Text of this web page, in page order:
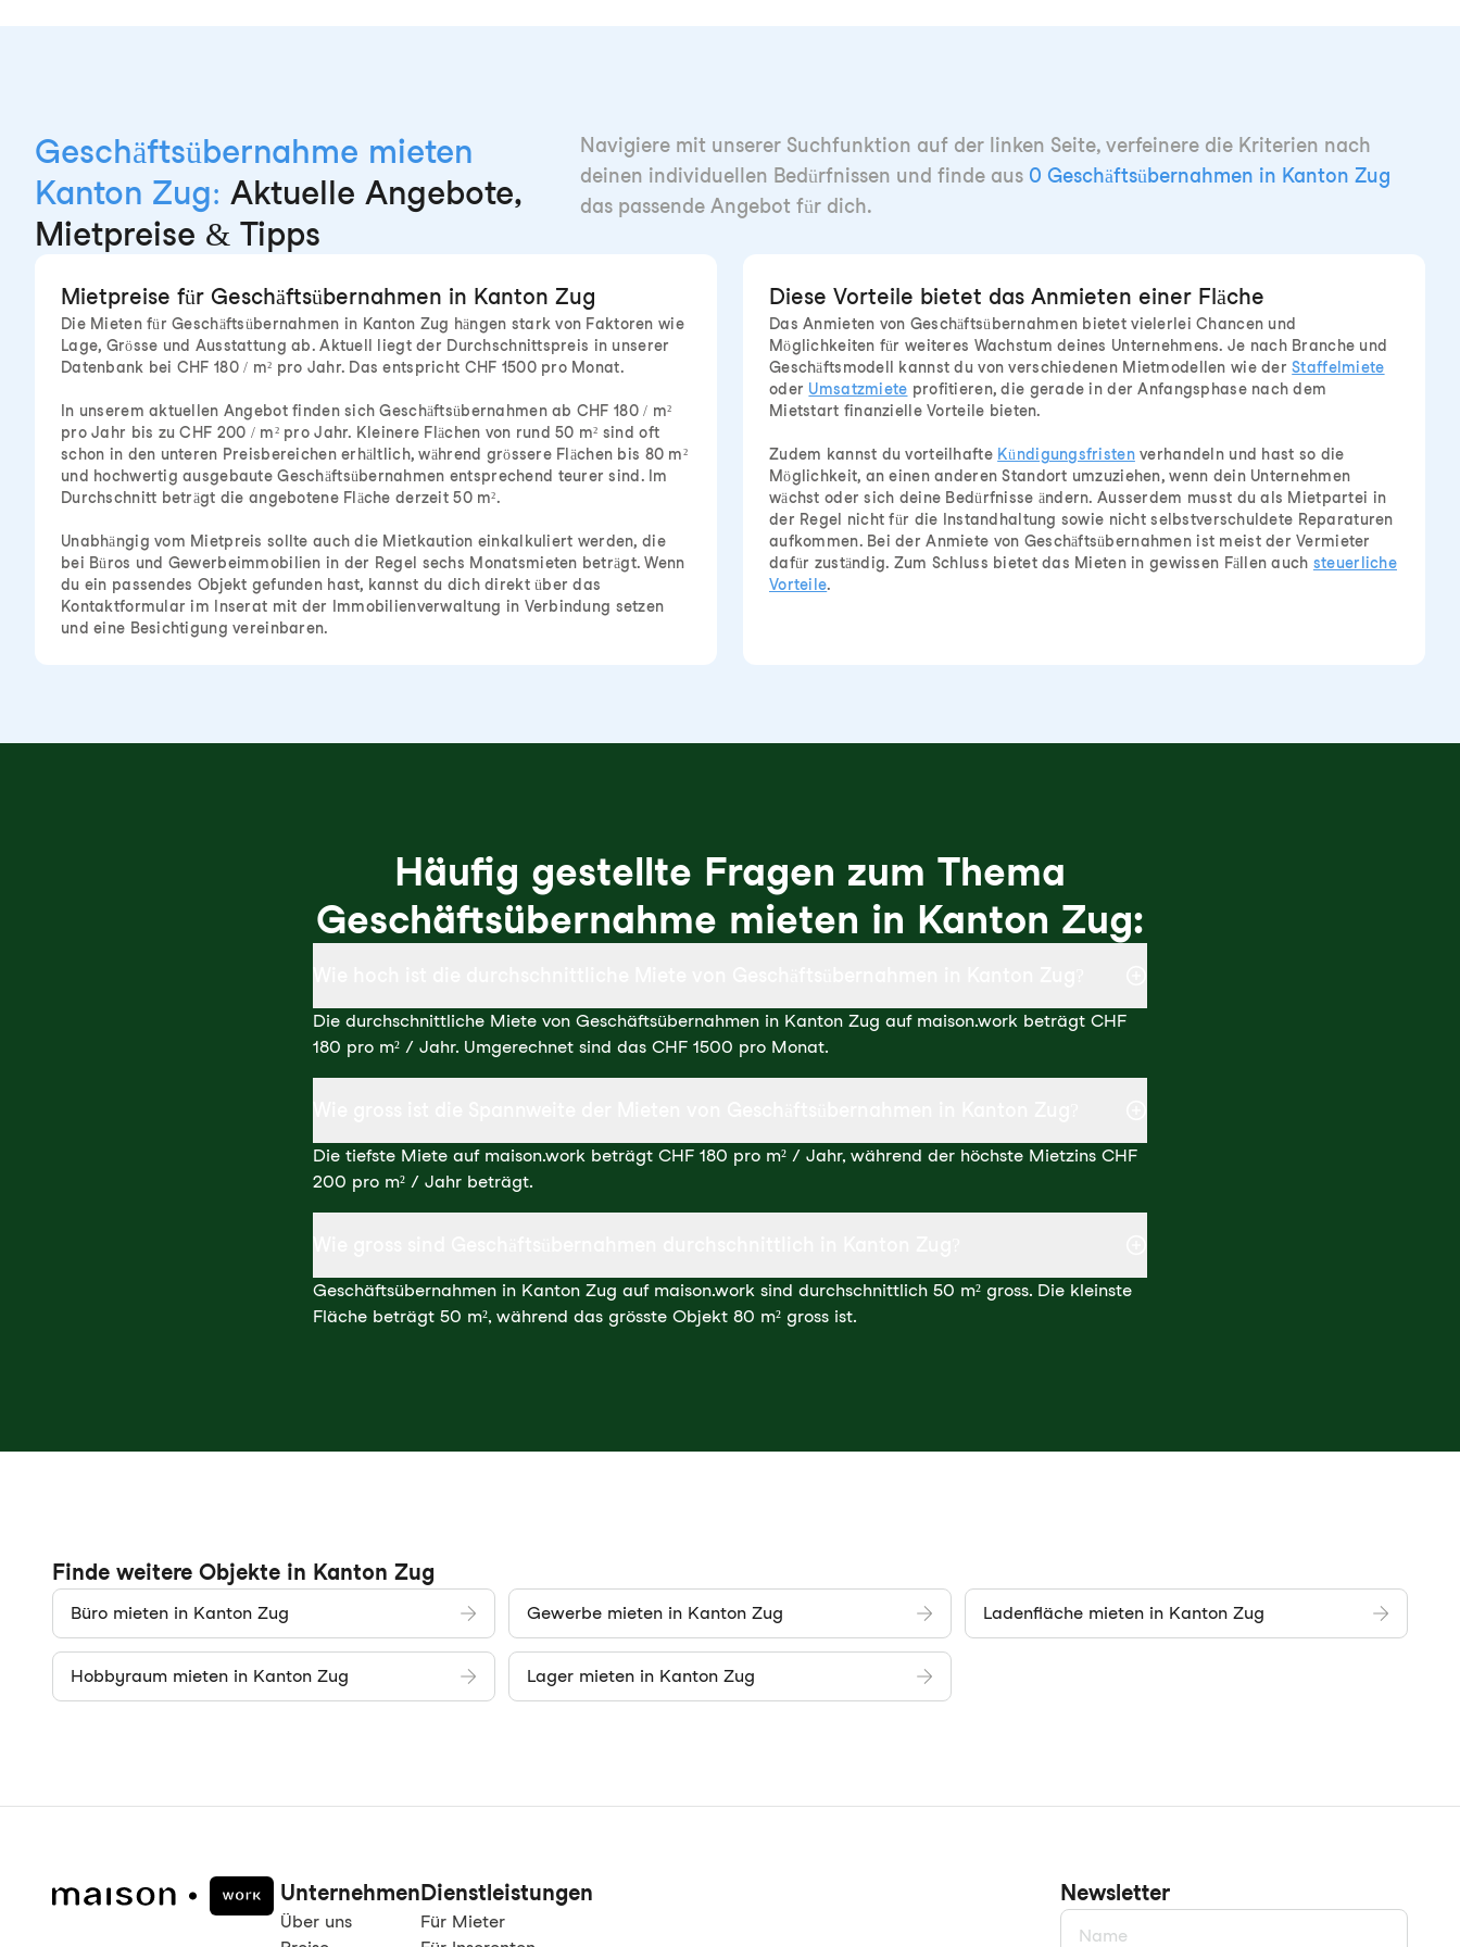
Geschäftsübernahme mieten
Kanton Zug: Aktuelle Angebote,
Mietpreise & Tipps
Navigiere mit unserer Suchfunktion auf der linken Seite, verfeinere die Kriterien nach
deinen individuellen Bedürfnissen und finde aus 0 Geschäftsübernahmen in Kanton Zug
das passende Angebot für dich.
Mietpreise für Geschäftsübernahmen in Kanton Zug
Die Mieten für Geschäftsübernahmen in Kanton Zug hängen stark von Faktoren wie
Lage, Grösse und Ausstattung ab. Aktuell liegt der Durchschnittspreis in unserer
Datenbank bei CHF 180 / m² pro Jahr. Das entspricht CHF 1500 pro Monat.
In unserem aktuellen Angebot finden sich Geschäftsübernahmen ab CHF 180 / m²
pro Jahr bis zu CHF 200 / m² pro Jahr. Kleinere Flächen von rund 50 m² sind oft
schon in den unteren Preisbereichen erhältlich, während grössere Flächen bis 80 m²
und hochwertig ausgebaute Geschäftsübernahmen entsprechend teurer sind. Im
Durchschnitt beträgt die angebotene Fläche derzeit 50 m².
Unabhängig vom Mietpreis sollte auch die Mietkaution einkalkuliert werden, die
bei Büros und Gewerbeimmobilien in der Regel sechs Monatsmieten beträgt. Wenn
du ein passendes Objekt gefunden hast, kannst du dich direkt über das
Kontaktformular im Inserat mit der Immobilienverwaltung in Verbindung setzen
und eine Besichtigung vereinbaren.
Diese Vorteile bietet das Anmieten einer Fläche
Das Anmieten von Geschäftsübernahmen bietet vielerlei Chancen und
Möglichkeiten für weiteres Wachstum deines Unternehmens. Je nach Branche und
Geschäftsmodell kannst du von verschiedenen Mietmodellen wie derStaffelmiete
oder Umsatzmiete profitieren, die gerade in der Anfangsphase nach dem
Mietstart finanzielle Vorteile bieten.
Zudem kannst du vorteilhafte Kündigungsfristenverhandeln und hast so die
Möglichkeit, an einen anderen Standort umzuziehen, wenn dein Unternehmen
wächst oder sich deine Bedürfnisse ändern. Ausserdem musst du als Mietpartei in
der Regel nicht für die Instandhaltung sowie nicht selbstverschuldete Reparaturen
aufkommen. Bei der Anmiete von Geschäftsübernahmen ist meist der Vermieter
dafür zuständig. Zum Schluss bietet das Mieten in gewissen Fällen auch steuerliche
Vorteile.
Häufig gestellte Fragen zum Thema
Geschäftsübernahme mieten in Kanton Zug:
Die durchschnittliche Miete von Geschäftsübernahmen in Kanton Zug auf maison.work beträgt CHF
180 pro m² / Jahr. Umgerechnet sind das CHF 1500 pro Monat.
Die tiefste Miete auf maison.work beträgt CHF 180 pro m² / Jahr, während der höchste Mietzins CHF
200 pro m² / Jahr beträgt.
Geschäftsübernahmen in Kanton Zug auf maison.work sind durchschnittlich 50 m² gross. Die kleinste
Fläche beträgt 50 m², während das grösste Objekt 80 m² gross ist.
Finde weitere Objekte in Kanton Zug
Büro mieten in Kanton Zug Gewerbe mieten in Kanton Zug Ladenfläche mieten in Kanton Zug
Hobbyraum mieten in Kanton Zug Lager mieten in Kanton Zug
Unternehmen
Über uns
Dienstleistungen
Für Mieter
Newsletter